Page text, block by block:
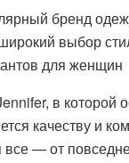
бренд
выбор
для женщин
в которой
качеству и
все — от